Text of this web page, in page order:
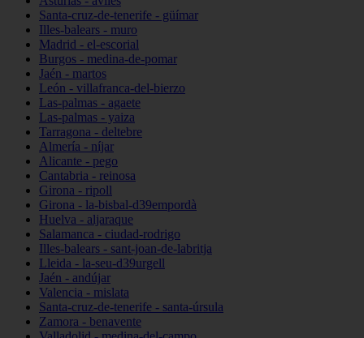
Santa-cruz-de-tenerife - güímar
Illes-balears - muro
Madrid - el-escorial
Burgos - medina-de-pomar
Jaén - martos
León - villafranca-del-bierzo
Las-palmas - agaete
Las-palmas - yaiza
Tarragona - deltebre
Almería - níjar
Alicante - pego
Cantabria - reinosa
Girona - ripoll
Girona - la-bisbal-d39empordà
Huelva - aljaraque
Salamanca - ciudad-rodrigo
Illes-balears - sant-joan-de-labritja
Lleida - la-seu-d39urgell
Jaén - andújar
Valencia - mislata
Santa-cruz-de-tenerife - santa-úrsula
Zamora - benavente